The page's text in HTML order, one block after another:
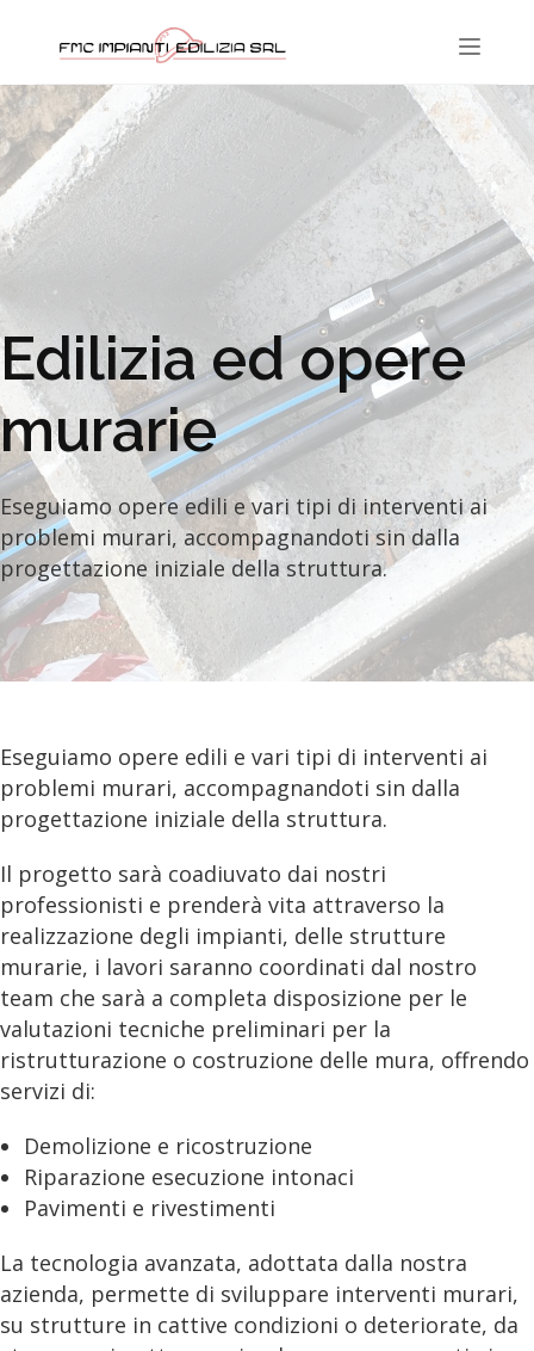
Edilizia ed opere
murarie
Eseguiamo opere edili e vari tipi di interventi ai
problemi murari, accompagnandoti sin dalla
progettazione iniziale della struttura.
Eseguiamo opere edili e vari tipi di interventi ai
problemi murari, accompagnandoti sin dalla
progettazione iniziale della struttura.
Il progetto sarà coadiuvato dai nostri
professionisti e prenderà vita attraverso la
realizzazione degli impianti, delle strutture
murarie, i lavori saranno coordinati dal nostro
team che sarà a completa disposizione per le
valutazioni tecniche preliminari per la
ristrutturazione o costruzione delle mura, offrendo
servizi di:
Demolizione e ricostruzione
Riparazione esecuzione intonaci
Pavimenti e rivestimenti
La tecnologia avanzata, adottata dalla nostra
azienda, permette di sviluppare interventi murari,
su strutture in cattive condizioni o deteriorate, da